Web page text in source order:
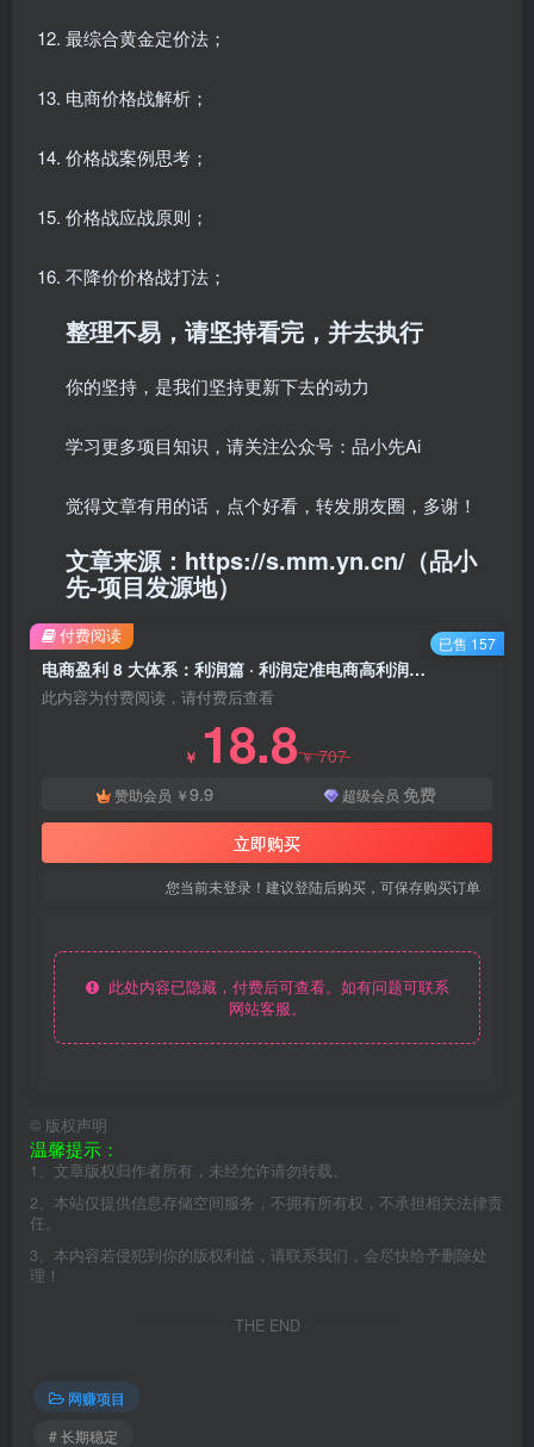
最综合黄金定价法；
电商价格战解析；
价格战案例思考；
价格战应战原则；
不降价价格战打法；
整理不易，请坚持看完，并去执行
你的坚持，是我们坚持更新下去的动力
学习更多项目知识，请关注公众号：品小先Ai
觉得文章有用的话，点个好看，转发朋友圈，多谢！
文章来源：https://s.mm.yn.cn/（品小
先-项目发源地）
电商盈利 8 大体系：利润篇 · 利润定准电商高利润定价策略线上课（共 16 节） - 资源之家
此内容为付费阅读，请付费后查看
￥ 18.8￥707
赞助会员 ￥9.9 超级会员 免费
立即购买
您当前未登录！建议登陆后购买，可保存购买订单
此处内容已隐藏，付费后可查看。如有问题可联系
网站客服。
付费阅读 已售 157
© 版权声明
温馨提示：
1、文章版权归作者所有，未经允许请勿转载。
2、本站仅提供信息存储空间服务，不拥有所有权，不承担相关法律责
任。
3、本内容若侵犯到你的版权利益，请联系我们，会尽快给予删除处
理！
THE END
网赚项目
# 长期稳定